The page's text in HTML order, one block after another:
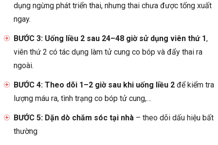
dụng ngừng phát triển thai, nhưng thai chưa được tống xuất
ngay.
BƯỚC 3: Uống liều 2 sau 24–48 giờ sử dụng viên thứ 1,
viên thứ 2 có tác dụng làm tử cung co bóp và đẩy thai ra
ngoài.
BƯỚC 4: Theo dõi 1–2 giờ sau khi uống liều 2để kiểm tra
lượng máu ra, tình trạng co bóp tử cung,…
BƯỚC 5: Dặn dò chăm sóc tại nhà – theo dõi dấu hiệu bất
thường